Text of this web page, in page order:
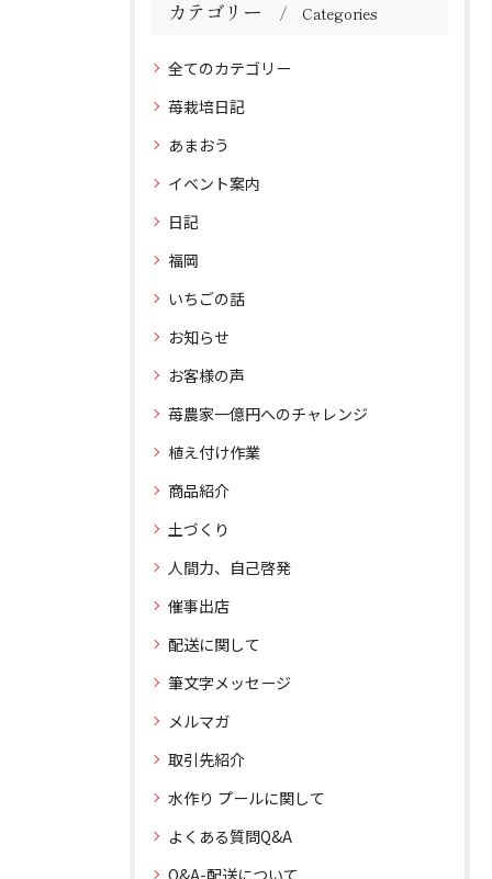
カテゴリー Categories
全てのカテゴリー
苺栽培日記
あまおう
イベント案内
日記
福岡
いちごの話
お知らせ
お客様の声
苺農家一億円へのチャレンジ
植え付け作業
商品紹介
土づくり
人間力、自己啓発
催事出店
配送に関して
筆文字メッセージ
メルマガ
取引先紹介
水作り プールに関して
よくある質問Q&A
Q&A-配送について